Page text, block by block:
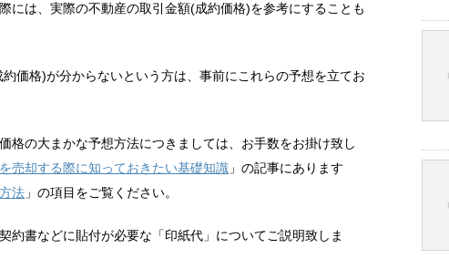
には、実際の不動産の取引金額(成約価格)を参考にすることも
価格)が分からないという方は、事前にこれらの予想を立てお
格の大まかな予想方法につきましては、お手数をお掛け致し
売却する際に知っておきたい基礎知識 」の記事にあります
法 」の項目をご覧ください。
約書などに貼付が必要な「印紙代」についてご説明致しま